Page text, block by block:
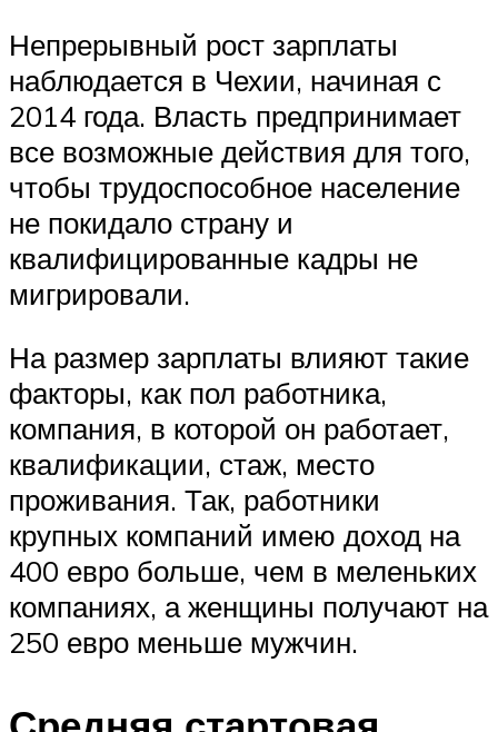
Непрерывный рост зарплаты
наблюдается в Чехии, начиная с
2014 года. Власть предпринимает
все возможные действия для того,
чтобы трудоспособное население
не покидало страну и
квалифицированные кадры не
мигрировали.
На размер зарплаты влияют такие
факторы, как пол работника,
компания, в которой он работает,
квалификации, стаж, место
проживания. Так, работники
крупных компаний имею доход на
400 евро больше, чем в меленьких
компаниях, а женщины получают на
250 евро меньше мужчин.